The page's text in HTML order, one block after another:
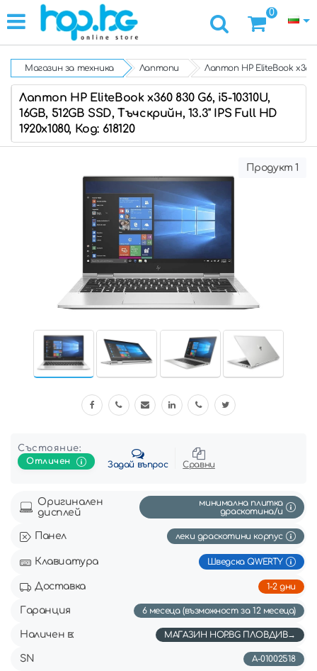
0
Магазин за техника Лаптопи Лаптоп HP EliteBook x360
Лаптоп HP EliteBook x360 830 G6, i5-10310U,
16GB, 512GB SSD, Тъчскрийн, 13.3" IPS Full HD
1920x1080, Код: 618120
Продукт 1
Състояние:
Отличен
Задай въпрос Сравни
Оригинален
дисплей
минимална плитка
драскотинa/и
Панел леки драскотини корпус
Клавиатура Шведска QWERTY
Доставка 1-2 дни
Гаранция 6 месеца (възможност за 12 месеца)
Наличен в: МАГАЗИН HOP.BG ПЛОВДИВ
SN A-01002518